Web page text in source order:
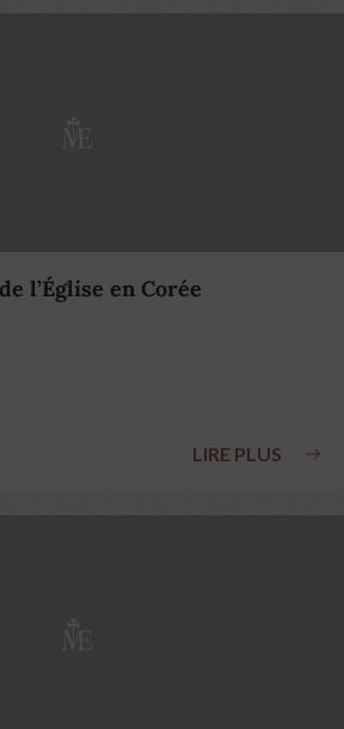
l’Église en Corée
LIRE PLUS